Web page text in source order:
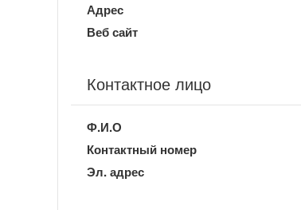
Адрес
Веб сайт
Контактное лицо
Ф.И.О
Контактный номер
Эл. адрес